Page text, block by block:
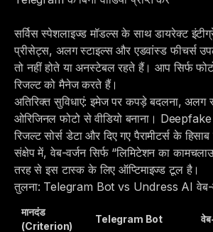
सर्विस स्पेशलाइज्ड मॉडल्स के साथ डायरेक्ट
प्रीसेट्स, अलग स्टाइल्स और एडवांस्ड फीचर्स
तो नहीं होते या अनस्टेबल रहते हैं। आप सिर्फ
रिजल्ट को मैनेज करते हैं।
अतिरिक्त सुविधाएं: इमेज पर कपड़े बदलना, अलग
ओरिजिनल फोटो से वीडियो बनाना।
रिजल्ट सोर्स डेटा और दिए गए पैरामीटर्स के
संक्षेप में,वेब-वर्जन सिर्फ“लिमिटेशन का
तरह से इस टास्क के लिए ऑप्टिमाइज्ड टूल है।
तुलना: Telegram Bot vs Undress AI वेब-
मानदंड
(Criterion)
Telegram Bot